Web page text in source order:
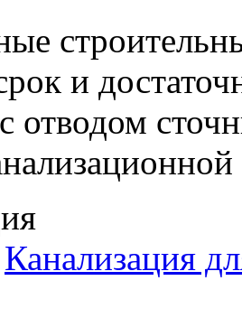
и
отводом
Канализация